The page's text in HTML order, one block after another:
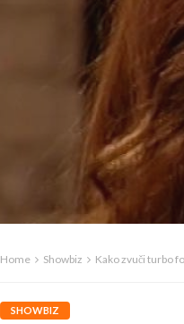
Home Showbiz Kako zvuči turbo
SHOWBIZ